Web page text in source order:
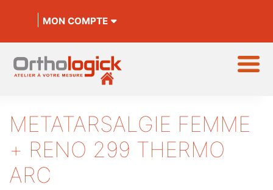
MON COMPTE
METATARSALGIE FEMME
+ RENO 299 THERMO
ARC